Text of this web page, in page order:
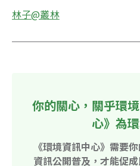
林子@叢林
你的關心，關乎環
心》為
《環境資訊中心》需要
資訊公開普及，才能促